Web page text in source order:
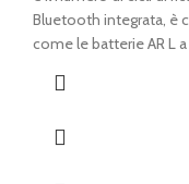
€ 499,00.€
Bluetooth integrata, è
come le batterie AR L